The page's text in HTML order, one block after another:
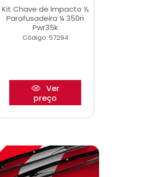
Kit Chave de Impacto ½
Parafusadeira ¼ 350n
Pwr35k
Código: 57294
Ver
preço